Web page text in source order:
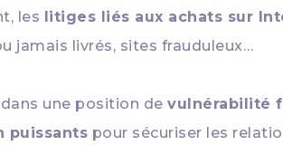
les litiges liés aux achats sur
jamais livrés, sites frauduleux…
une position devulnérabilité
puissants pour sécuriser les